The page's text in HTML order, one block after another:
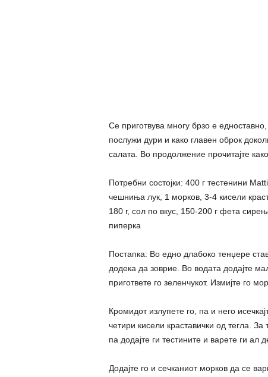
Се приготвува многу брзо е
послужи дури и како главен оброк
салата. Во продолжение прочитајте
Потребни состојки: 400 г тестенини
чешниња лук, 1 морков, 3-4 кисели
180 г, сол по вкус, 150-200 г фета
пиперка
Постапка: Во едно длабоко тенџере
додека да зоврие. Во водата додајте
пригответе го зеленчукот. Измијте го
Кромидот излупете го, па и него
четири кисели краставички од тегла.
па додајте ги тестините и варете ги
Додајте го и сечканиот морков да се